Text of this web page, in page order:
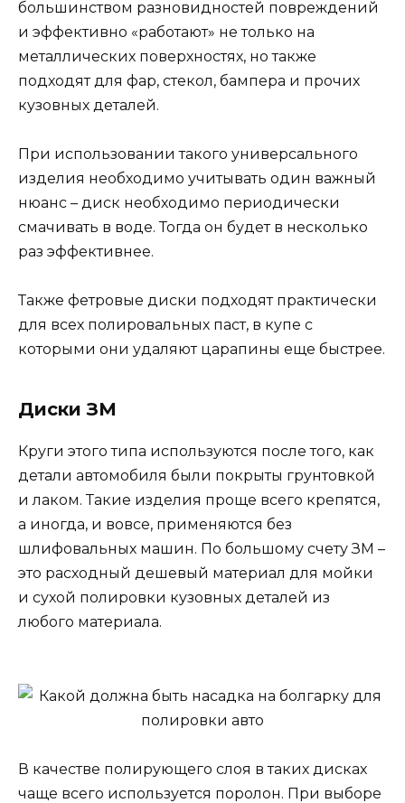
большинством разновидностей повреждений
и эффективно «работают» не только на
металлических поверхностях, но также
подходят для фар, стекол, бампера и прочих
кузовных деталей.
При использовании такого универсального
изделия необходимо учитывать один важный
нюанс – диск необходимо периодически
смачивать в воде. Тогда он будет в несколько
раз эффективнее.
Также фетровые диски подходят практически
для всех полировальных паст, в купе с
которыми они удаляют царапины еще быстрее.
Диски ЗМ
Круги этого типа используются после того, как
детали автомобиля были покрыты грунтовкой
и лаком. Такие изделия проще всего крепятся,
а иногда, и вовсе, применяются без
шлифовальных машин. По большому счету ЗМ –
это расходный дешевый материал для мойки
и сухой полировки кузовных деталей из
любого материала.
В качестве полирующего слоя в таких дисках
чаще всего используется поролон. При выборе